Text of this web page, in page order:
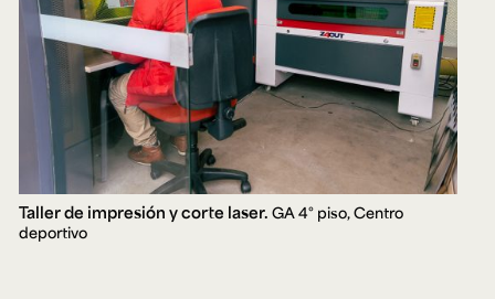
Taller de impresión y corte laser. GA 4° piso, Centro
deportivo